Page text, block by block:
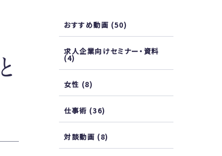
おすすめ動画 (50)
求人企業向けセミナー・資料
(4)
女性 (8)
仕事術 (36)
対談動画 (8)